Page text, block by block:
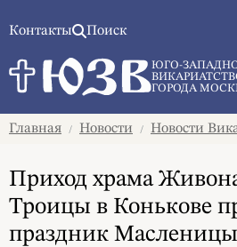
Контакты Поиск
ЮГО-
ГОРОДА
Главная / Новости / Новости
Приход храма
Троицы в Конькове
праздник Масленицы